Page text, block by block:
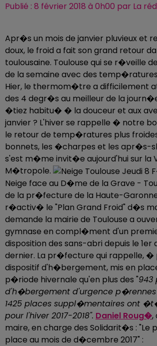
Publié : 8 février 2018 à 0h00 par La
Apr�s un mois de janvier pluvieux et
doux, le froid a fait son grand retour
toulousaine. Toulouse qui se r�veille
de la semaine avec des
Hier, le thermom�tre a difficilement
des 4 degr�s au meilleur de la
�tiez habitu� � la douceur et aux
janvier ? L'hiver se rappelle � notre
le retour de temp�ratures plus
bonnets, les �charpes et les apr�s-
s'est m�me invit�e aujourd'hui sur la
M�tropole.
Neige face au D�me de la Grave -
de la pr�fecture de la Haute-
r�activ� le "Plan Grand Froid" d�s
demande la mairie de Toulouse a
gymnase en compl�ment d'un
disposition des sans-abri depuis le
dernier. La pr�fecture qui rappelle, �
dispositif d'h�bergement, mis en
p�riode hivernale qu'en plus des "943
d'h�bergement d'urgence p�rennes
1425 places suppl�mentaires ont
pour l'hiver 2017-2018". Daniel Roug�,
maire, en charge des Solidarit�s : "Le
place au mois de d�cembre 2017" :